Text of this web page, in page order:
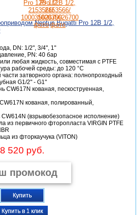
Neptun Bugatti Pro 12В 1/2,
DN: 1/2", 3/4", 1"
PN: 40 бар
любая жидкость, совместимая с PTFE
рабочей среды: до 120 °C
части затворного органа: полнопроходный
G1/2" - G1"
CW617N кованая, пескоструенная,
кованая, полированный,
(взрывобезопасное исполнение)
из первичного фторопласта VIRGIN PTFE
из фторкаучука (VITON)
8 520 руб.
Купить
Купить в 1 клик